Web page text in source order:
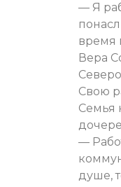
— Я
время
Вера
Свою
Семья
—
душе,